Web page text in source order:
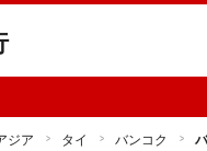
ジア タイ バンコク